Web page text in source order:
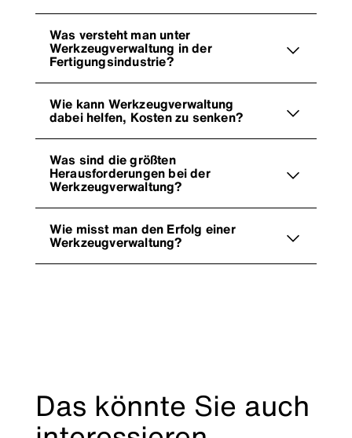
Was versteht man unter
Werkzeugverwaltung in der
Fertigungsindustrie?
Wie kann Werkzeugverwaltung
dabei helfen, Kosten zu senken?
Was sind die größten
Herausforderungen bei der
Werkzeugverwaltung?
Wie misst man den Erfolg einer
Werkzeugverwaltung?
Das könnte Sie auch